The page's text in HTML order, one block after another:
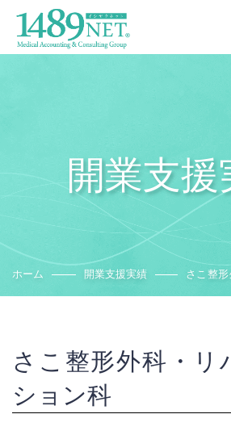
開業支援
ホーム 開業支援実績
さこ整
さこ整形外科・リ
ション科